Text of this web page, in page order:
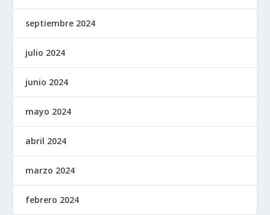
septiembre 2024
julio 2024
junio 2024
mayo 2024
abril 2024
marzo 2024
febrero 2024